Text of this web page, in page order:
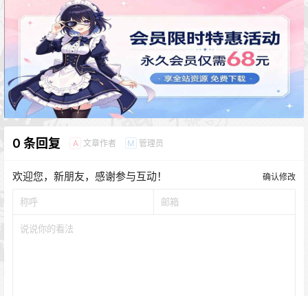
0 条回复 A 文章作者 M 管理员
欢迎您，新朋友，感谢参与互动！ 确认修改